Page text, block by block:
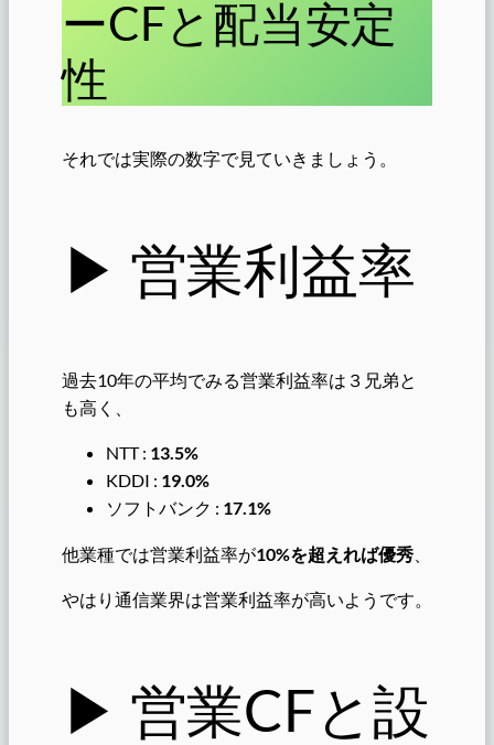
ーCFと配当安定
性
それでは実際の数字で見ていきましょう。
▶︎ 営業利益率
過去10年の平均でみる営業利益率は３兄弟と
も高く、
NTT : 13.5%
KDDI : 19.0%
ソフトバンク : 17.1%
他業種では営業利益率が10%を超えれば優秀
やはり通信業界は営業利益率が高いようです。
▶︎ 営業CFと設